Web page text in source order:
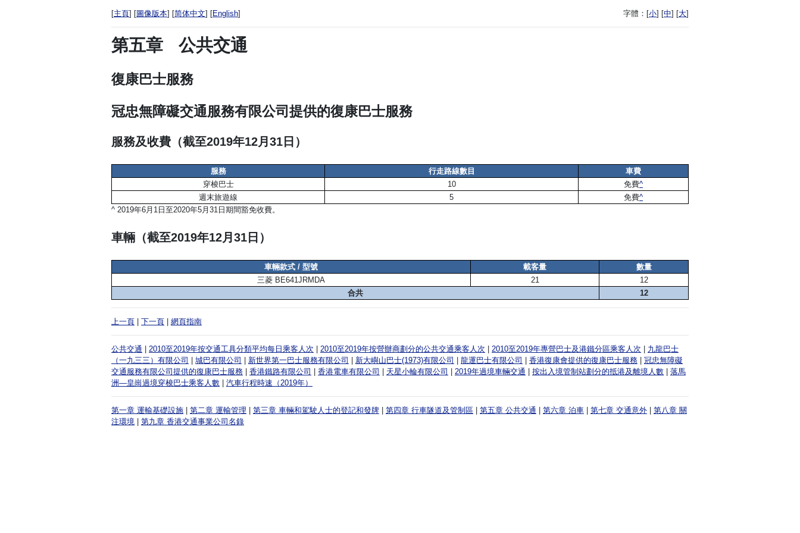
[主頁] [圖像版本] [简体中文] [English] 字體： [小] [中] [大]
第五章 公共交通
復康巴士服務
冠忠無障礙交通服務有限公司提供的復康巴士服務
服務及收費（截至2019年12月31日）
服務 行走路線數目
車費
穿梭巴士
10 免費^
週末旅遊線
5 免費^
^ 2019年6月1日至2020年5月31日期間豁免收費。
車輛（截至2019年12月31日）
車輛款式 / 型號 載客量
數量
三菱 BE641JRMDA
21
12
合共
12
上一頁 下一頁 網頁指南
公共交通 2010至2019年按交通工具分類平均每日乘客人次 2010至2019年按營辦商劃分的公共交通乘客人次 2010至2019年專營巴士及港鐵分區乘客人次
九龍巴士
（一九三三）有限公司
城巴有限公司 新世界第一巴士服務有限公司 新大嶼山巴士(1973)有限公司 龍運巴士有限公司 香港復康會提供的復康巴士服務
冠忠無障礙
交通服務有限公司提供的復康巴士服務
香港鐵路有限公司 香港電車有限公司 天星小輪有限公司 2019年過境車輛交通 按出入境管制站劃分的抵港及離境人數
落馬
洲—皇崗過境穿梭巴士乘客人數
汽車行程時速（2019年）
第一章 運輸基礎設施 第二章 運輸管理 第三章 車輛和駕駛人士的登記和發牌 第四章 行車隧道及管制區 第五章 公共交通 第六章 泊車 第七章 交通意外
第八章 關
注環境
第九章 香港交通事業公司名錄